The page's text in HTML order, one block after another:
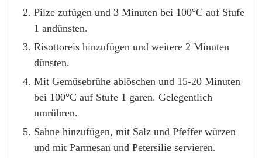
Pilze zufügen und 3 Minuten bei 100°C auf Stufe
1 andünsten.
Risottoreis hinzufügen und weitere 2 Minuten
dünsten.
Mit Gemüsebrühe ablöschen und 15-20 Minuten
bei 100°C auf Stufe 1 garen. Gelegentlich
umrühren.
Sahne hinzufügen, mit Salz und Pfeffer würzen
und mit Parmesan und Petersilie servieren.